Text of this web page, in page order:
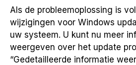
Als de probleemoplossing is
wijzigingen voor Windows
uw systeem. U kunt nu meer
weergeven over het update
“Gedetailleerde informatie